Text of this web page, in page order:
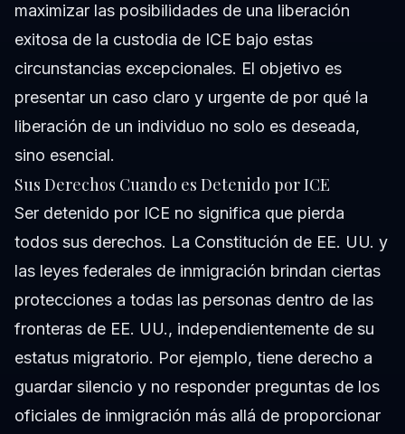
maximizar las posibilidades de una liberación
exitosa de la custodia de ICE bajo estas
circunstancias excepcionales. El objetivo es
presentar un caso claro y urgente de por qué la
liberación de un individuo no solo es deseada,
sino esencial.
Sus Derechos Cuando es Detenido por ICE
Ser detenido por ICE no significa que pierda
todos sus derechos. La Constitución de EE. UU. y
las leyes federales de inmigración brindan ciertas
protecciones a todas las personas dentro de las
fronteras de EE. UU., independientemente de su
estatus migratorio. Por ejemplo, tiene derecho a
guardar silencio y no responder preguntas de los
oficiales de inmigración más allá de proporcionar